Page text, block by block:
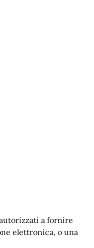
a fornire
elettronica, o una